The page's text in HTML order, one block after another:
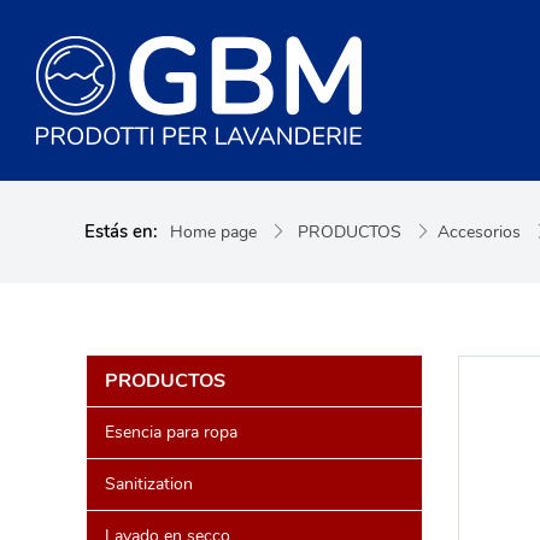
Estás en: Home page PRODUCTOS Accesorios
PRODUCTOS
Esencia para ropa
Sanitization